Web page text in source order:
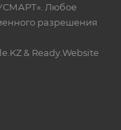
Любое
разрешения
& Ready.Website